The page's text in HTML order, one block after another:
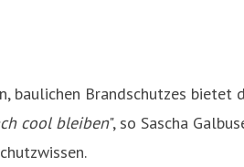
baulichen Brandschutzes
cool bleiben", so Sascha